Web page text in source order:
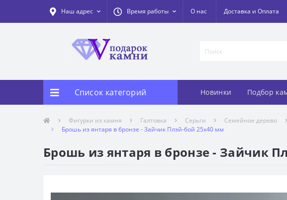
Наш адрес Время работы О нас Доставка и Оплата
Список категорий Новинки Подбор
Фигурки из камня Галтовка Серьги Семейное дерево
Брошь из янтаря в бронзе - Зайчик Плэй-бой 25х40 мм
Брошь из янтаря в бронзе - Зайчик